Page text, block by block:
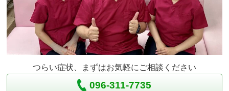
つらい症状、まずはお気軽にご相談ください
096-311-7735